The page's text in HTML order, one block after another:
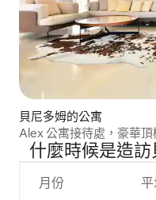
貝尼多姆的公寓
Alex 公寓接待處，豪華頂
什麼時候是造
月份